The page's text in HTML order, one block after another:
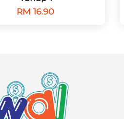
RM 16.90